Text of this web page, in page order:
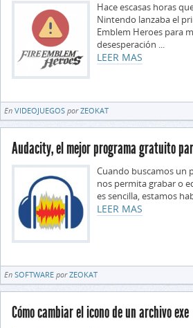
Hace escasas horas
Nintendo lanzaba el
Emblem Heroes para
desesperación ...
LEER MAS
En VIDEOJUEGOS porZEOKAT
Audacity, el mejor programa gratuito
Cuando buscamos un
nos permita grabar o
es sencilla, estamos
LEER MAS
En SOFTWARE porZEOKAT
Cómo cambiar el icono de un archivo exe